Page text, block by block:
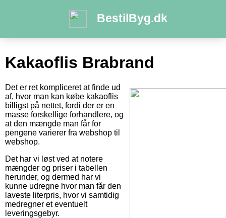
BestilByg.dk
Kakaoflis Brabrand
Det er ret kompliceret at finde ud
af, hvor man kan købe kakaoflis
billigst på nettet, fordi der er en
masse forskellige forhandlere, og
at den mængde man får for
pengene varierer fra webshop til
webshop.
Det har vi løst ved at notere
mængder og priser i tabellen
herunder, og dermed har vi
kunne udregne hvor man får den
laveste literpris, hvor vi samtidig
medregner et eventuelt
leveringsgebyr.